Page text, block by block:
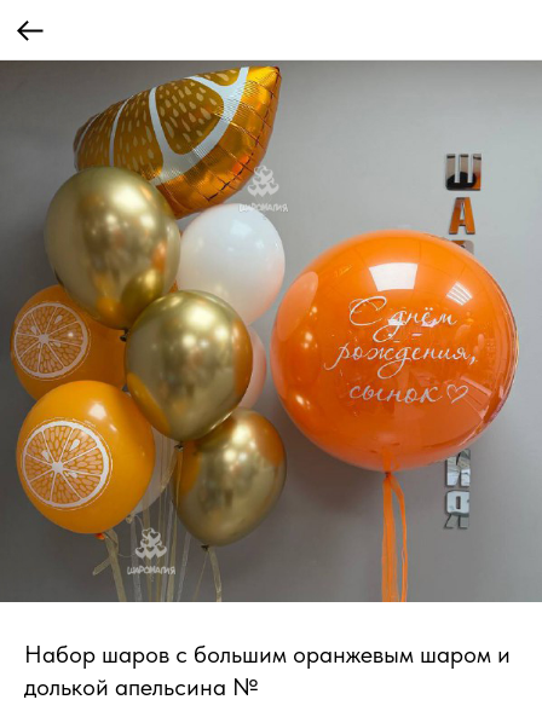
Набор шаров с большим оранжевым шаром и
долькой апельсина №